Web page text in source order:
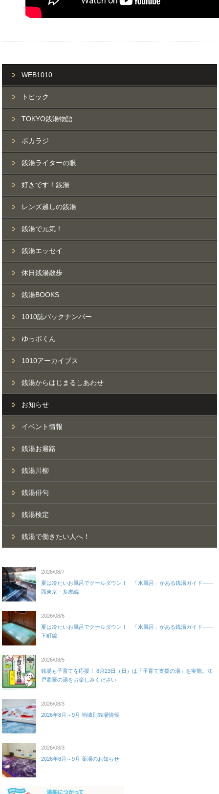
WEB1010
トピック
TOKYO銭湯物語
ポカラジ
銭湯ライターの眼
好きです！銭湯
レンズ越しの銭湯
銭湯で元気！
銭湯エッセイ
休日銭湯散歩
銭湯BOOKS
1010誌バックナンバー
ゆっポくん
1010アーカイブス
銭湯からはじまるしあわせ
お知らせ
イベント情報
銭湯お遍路
銭湯川柳
銭湯俳句
銭湯検定
銭湯で働きたい人へ！
2026/08/7
夏は冷たいお風呂でクールダウン！ 「水風呂」がある銭湯ガイド——
西東京・多摩編
2026/08/6
夏は冷たいお風呂でクールダウン！ 「水風呂」がある銭湯ガイド——
下町編
2026/08/5
銭湯も子育てを応援！ 8月23日（日）は「子育て支援の湯」を実施。江
戸翡翠の湯をお楽しみください
2026/08/3
2026年8月～9月 地域別銭湯情報
2026/08/3
2026年8月～9月 薬湯のお知らせ